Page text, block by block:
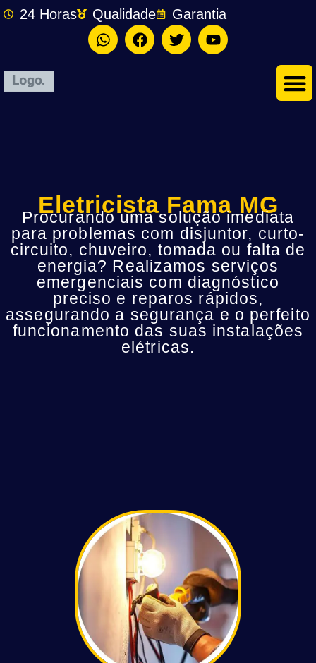
24 Horas Qualidade Garantia
Eletricista Fama MG
Procurando uma solução imediata
para problemas com disjuntor, curto-
circuito, chuveiro, tomada ou falta de
energia? Realizamos serviços
emergenciais com diagnóstico
preciso e reparos rápidos,
assegurando a segurança e o perfeito
funcionamento das suas instalações
elétricas.